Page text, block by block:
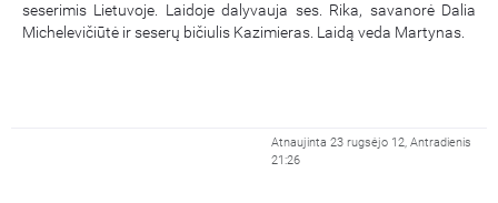
seserimis Lietuvoje. Laidoje dalyvauja ses. Rika, savanorė Dalia
Michelevičiūtė ir seserų bičiulis Kazimieras. Laidą veda Martynas.
Atnaujinta 23 rugsėjo 12, Antradienis
21:26